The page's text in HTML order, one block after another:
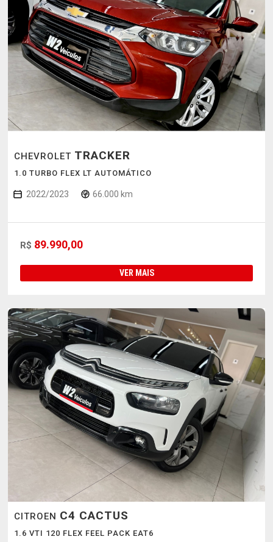
CHEVROLET TRACKER
1.0 TURBO FLEX LT AUTOMÁTICO
2022/2023 66.000 km
R$ 89.990,00
VER MAIS
CITROEN C4 CACTUS
1.6 VTI 120 FLEX FEEL PACK EAT6